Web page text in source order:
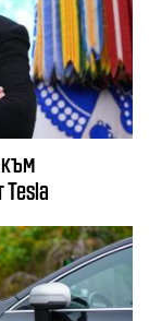
към
Tesla